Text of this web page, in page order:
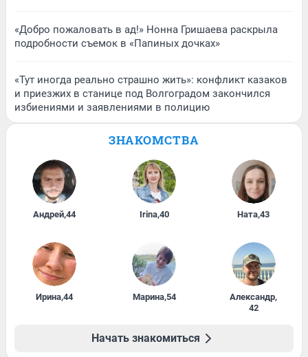
«Добро пожаловать в ад!» Нонна Гришаева раскрыла
подробности съемок в «Папиных дочках»
«Тут иногда реально страшно жить»: конфликт казаков
и приезжих в станице под Волгоградом закончился
избиениями и заявлениями в полицию
ЗНАКОМСТВА
Андрей,44 Irina,40 Ната,43
Ирина,44 Марина,54 Александр,
42
Начать знакомиться